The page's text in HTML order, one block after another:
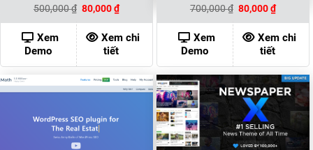
500,000₫ Giá
gốc
là:
500,000 ₫.
80,000₫Giá
hiện
tại
là:
80,000 ₫.
Xem
Demo
Xem chi
tiết
700,000₫ Giá
gốc
là:
700,000 ₫.
80,000₫Giá
hiện
tại
là:
80,000
Xem
Demo
Xem chi
tiết